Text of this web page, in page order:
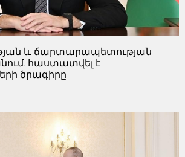
և ճարտարապետության
հաստատվել է
ծրագիրը